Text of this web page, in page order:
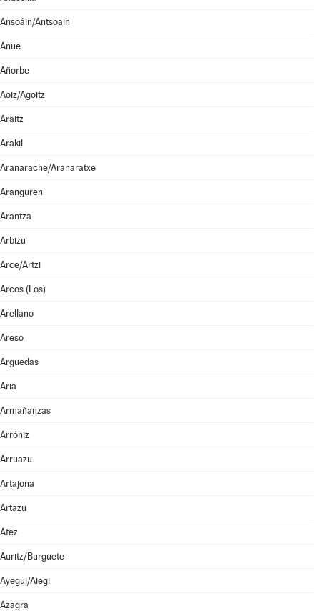
Ansoáin/Antsoain
Anue
Añorbe
Aoiz/Agoitz
Araitz
Arakil
Aranarache/Aranaratxe
Aranguren
Arantza
Arbizu
Arce/Artzi
Arcos (Los)
Arellano
Areso
Arguedas
Aria
Armañanzas
Arróniz
Arruazu
Artajona
Artazu
Atez
Auritz/Burguete
Ayegui/Aiegi
Azagra